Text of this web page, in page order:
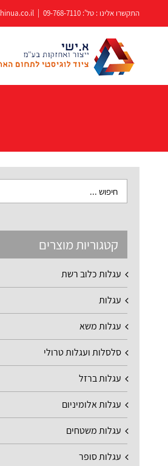
התקשרו אלינו : טל': 09-768-7110
קטגוריות מוצרים
עגלות כלוב רשת
עגלות
עגלות משא
סלסלות ועגלות טרולי
עגלות ברזל
עגלות אלומיניום
עגלות משטחים
עגלות סופר